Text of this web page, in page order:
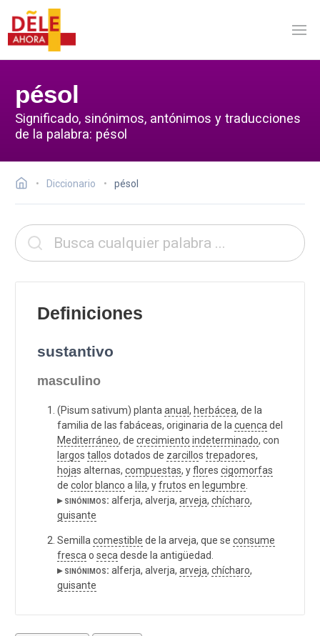
pésol
Significado, sinónimos, antónimos y traducciones
de la palabra: pésol
Diccionario pésol
Definiciones
sustantivo
masculino
(Pisum sativum) planta anual , herbácea, de la
familia de las fabáceas, originaria de la cuenca del
Mediterráneo, de crecimiento indeterminado, con
largos tallos dotados de zarcillos trepadores,
hojas alternas, compuestas, yflores cigomorfas
de color blanco a lila, yfrutos en legumbre
▸ sinónimos: alferja, alverja, arveja, chícharo,
guisante
Semilla comestible de la arveja, que se consume
fresca o seca desde la antigüedad.
▸ sinónimos: alferja, alverja, arveja, chícharo,
guisante